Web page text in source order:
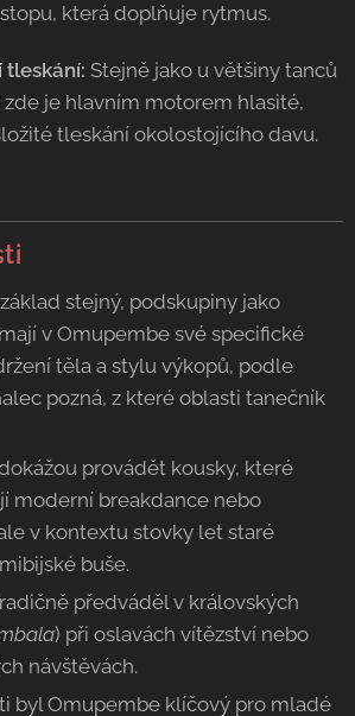
která doplňuje rytmus.
tleskání: Stejně jako u většiny tanců
zde je hlavním motorem hlasité,
tleskání okolostojícího davu.
stejný, podskupiny jako
v Omupembe své specifické
těla a stylu výkopů, podle
pozná, z které oblasti tanečník
provádět kousky, které
moderní breakdance nebo
v kontextu stovky let staré
buše.
předváděl v královských
) při oslavách vítězství nebo
návštěvách.
byl Omupembe klíčový pro mladé